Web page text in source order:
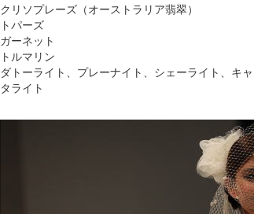
クリソプレーズ（オーストラリア翡翠）
トパーズ
ガーネット
トルマリン
ダトーライト、プレーナイト、シェーライト、キ
タライト